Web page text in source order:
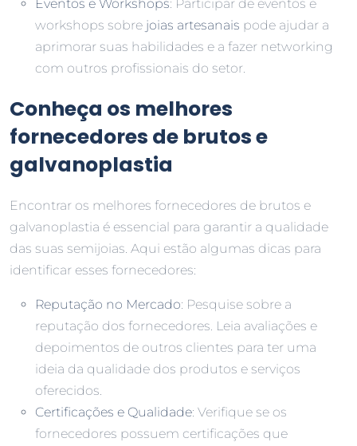
Eventos e Workshops: Participar de eventos e
workshops sobre joias artesanais pode ajudar a
aprimorar suas habilidades e a fazer networking
com outros profissionais do setor.
Conheça os melhores
fornecedores de brutos e
galvanoplastia
Encontrar os melhores fornecedores de brutos e
galvanoplastia é essencial para garantir a qualidade
das suas semijoias. Aqui estão algumas dicas para
identificar esses fornecedores:
Reputação no Mercado: Pesquise sobre a
reputação dos fornecedores. Leia avaliações e
depoimentos de outros clientes para ter uma
ideia da qualidade dos produtos e serviços
oferecidos.
Certificações e Qualidade: Verifique se os
fornecedores possuem certificações que